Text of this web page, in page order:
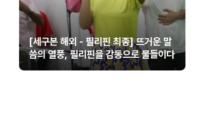
제29차 세계렘넌트대회 개막… 70여
개국 1만2천여 명 참가